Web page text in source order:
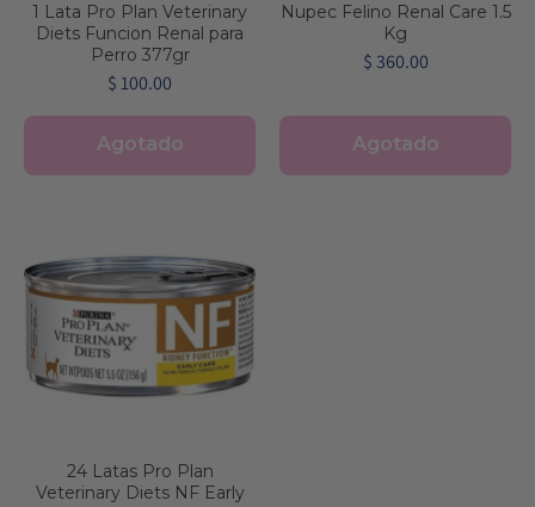
1 Lata Pro Plan Veterinary
Diets Funcion Renal para
Perro 377gr
$ 100.00
Agotado
Nupec Felino Renal Care 1.5
Kg
$ 360.00
Agotado
24 Latas Pro Plan
Veterinary Diets NF Early